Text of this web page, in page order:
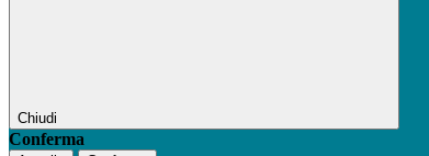
Chiudi
Conferma